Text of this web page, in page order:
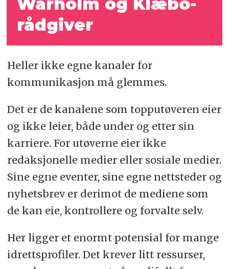
rådgiver
Heller ikke egne kanaler for
kommunikasjon må glemmes.
Det er de kanalene som topputøveren eier
og ikke leier, både under og etter sin
karriere. For utøverne eier ikke
redaksjonelle medier eller sosiale medier.
Sine egne eventer, sine egne nettsteder og
nyhetsbrev er derimot de mediene som
de kan eie, kontrollere og forvalte selv.
Her ligger et enormt potensial for mange
idrettsprofiler. Det krever litt ressurser,